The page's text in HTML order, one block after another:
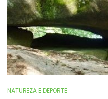
NATUREZA E DEPORTE